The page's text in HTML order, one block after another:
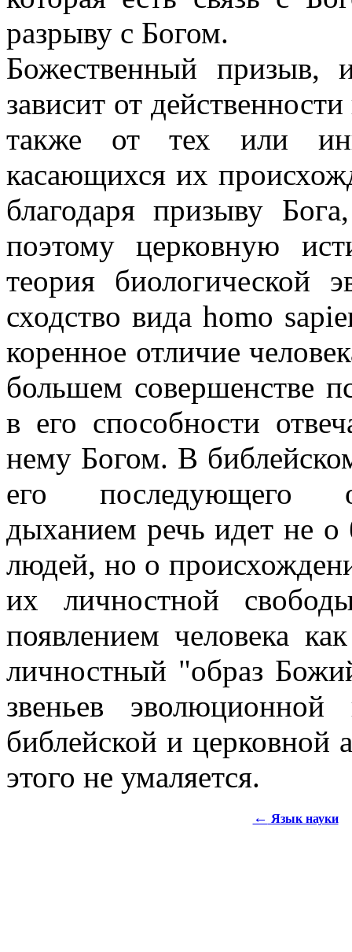
разрыву с Богом.
Божественный призыв,
зависит от
также от тех или
касающихся их
благодаря призыву
поэтому церковную
теория биологической
сходство вида homo
коренное отличие
большем совершенстве
в его способности
нему Богом. В
его последующего
дыханием речь идет не
людей, но о
их личностной
появлением человека
личностный "образ
звеньев
библейской и церковной
этого не умаляется.
← Язык науки